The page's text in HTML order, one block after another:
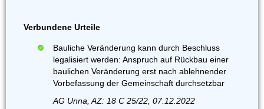
Verbundene Urteile
Bauliche Veränderung kann durch Beschluss
legalisiert werden: Anspruch auf Rückbau einer
baulichen Veränderung erst nach ablehnender
Vorbefassung der Gemeinschaft durchsetzbar
AG Unna, AZ: 18 C 25/22, 07.12.2022